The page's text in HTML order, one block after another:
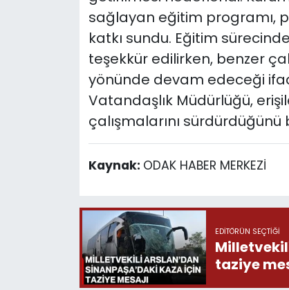
sağlayan eğitim programı,
katkı sundu. Eğitim
teşekkür edilirken, benzer
yönünde devam edeceği
Vatandaşlık Müdürlüğü,
çalışmalarını sürdürdüğünü
Kaynak: ODAK HABER MERKEZİ
EDITÖRÜN SEÇTIĞI
taziye